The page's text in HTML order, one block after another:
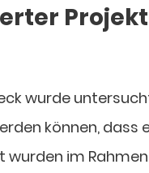
wurde
können, dass
wurden im